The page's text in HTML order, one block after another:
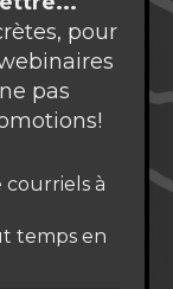
pour
pas
courriels à
temps en